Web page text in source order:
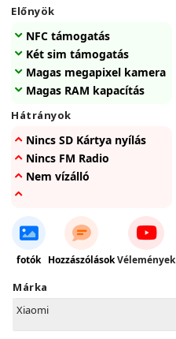
Előnyök
NFC támogatás
Két sim támogatás
Magas megapixel kamera
Magas RAM kapacítás
Hátrányok
Nincs SD Kártya nyílás
Nincs FM Radio
Nem vízálló
fotók HozzászólásokVélemények
Márka
Xiaomi